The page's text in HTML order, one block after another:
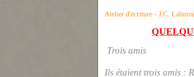
Atelier d'écriture - J.C.
Trois amis
Ils étaient trois amis :